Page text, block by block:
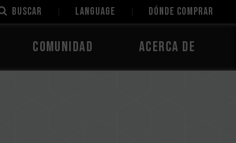
Buscar LANGUAGE Dónde comprar
Comunidad Acerca de